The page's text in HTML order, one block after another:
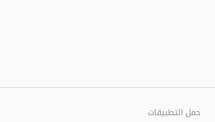
حمل التطبيقات